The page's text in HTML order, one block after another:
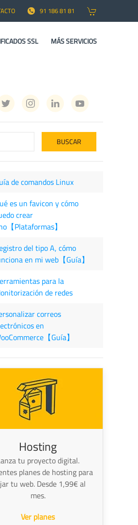
91 186 81 81
SSL MÁS SERVICIOS
de comandos Linux
es un favicon y cómo
crear
【Plataformas】
del tipo A, cómo
en mi web【Guía】
para la
de redes
correos
en
【Guía】
Hosting
tu proyecto digital.
planes de hosting para
tu web. Desde 1,99€ al
mes.
Ver planes